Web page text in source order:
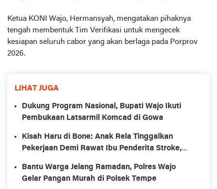
Ketua KONI Wajo, Hermansyah, mengatakan pihaknya
tengah membentuk Tim Verifikasi untuk mengecek
kesiapan seluruh cabor yang akan berlaga pada Porprov
2026.
LIHAT JUGA
Dukung Program Nasional, Bupati Wajo Ikuti
Pembukaan Latsarmil Komcad di Gowa
Kisah Haru di Bone: Anak Rela Tinggalkan
Pekerjaan Demi Rawat Ibu Penderita Stroke,
Bantu Warga Jelang Ramadan, Polres Wajo
Gelar Pangan Murah di Polsek Tempe